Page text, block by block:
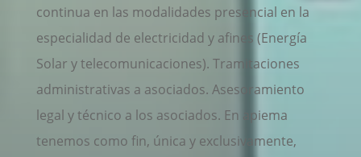
continua en las modalidades presencial en la
especialidad de electricidad y afines (Energía
Solar y telecomunicaciones). Tramitaciones
administrativas a asociados. Asesoramiento
legal y técnico a los asociados. En apiema
tenemos como fin, única y exclusivamente,